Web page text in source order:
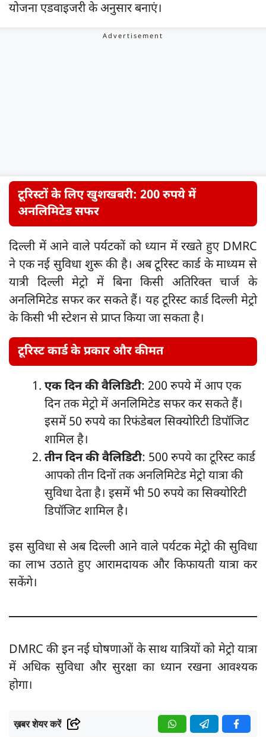
योजना एडवाइजरी के अनुसार बनाएं।
टूरिस्टों के लिए खुशखबरी: 200 रुपये में
अनलिमिटेड सफर
दिल्ली में आने वाले पर्यटकों को ध्यान में रखते हुए DMRC
ने एक नई सुविधा शुरू की है। अब टूरिस्ट कार्ड के माध्यम से
यात्री दिल्ली मेट्रो में बिना किसी अतिरिक्त चार्ज के
अनलिमिटेड सफर कर सकते हैं। यह टूरिस्ट कार्ड दिल्ली मेट्रो
के किसी भी स्टेशन से प्राप्त किया जा सकता है।
टूरिस्ट कार्ड के प्रकार और कीमत
एक दिन की वैलिडिटी: 200 रुपये में आप एक
दिन तक मेट्रो में अनलिमिटेड सफर कर सकते हैं।
इसमें 50 रुपये का रिफंडेबल सिक्योरिटी डिपॉजिट
शामिल है।
तीन दिन की वैलिडिटी: 500 रुपये का टूरिस्ट कार्ड
आपको तीन दिनों तक अनलिमिटेड मेट्रो यात्रा की
सुविधा देता है। इसमें भी 50 रुपये का सिक्योरिटी
डिपॉजिट शामिल है।
इस सुविधा से अब दिल्ली आने वाले पर्यटक मेट्रो की सुविधा
का लाभ उठाते हुए आरामदायक और किफायती यात्रा कर
सकेंगे।
DMRC की इन नई घोषणाओं के साथ यात्रियों को मेट्रो यात्रा
में अधिक सुविधा और सुरक्षा का ध्यान रखना आवश्यक
होगा।
ख़बर शेयर करें